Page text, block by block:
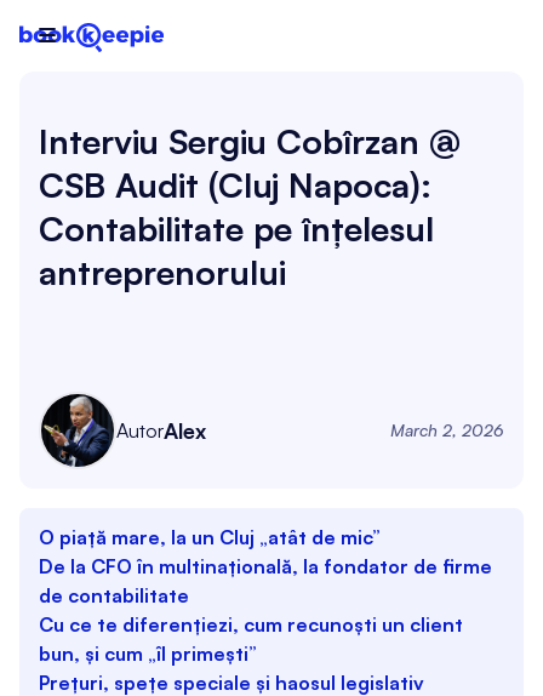

Interviu Sergiu Cobîrzan @
CSB Audit (Cluj Napoca):
Contabilitate pe înțelesul
antreprenorului
AutorAlex March 2, 2026
O piață mare, la un Cluj „atât de mic”
De la CFO în multinațională, la fondator de firme
de contabilitate
Cu ce te diferențiezi, cum recunoști un client
bun, și cum „îl primești”
Prețuri, spețe speciale și haosul legislativ